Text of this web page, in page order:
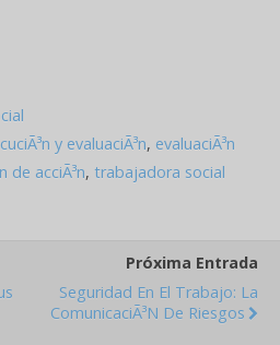
y evaluaciÃ³n, evaluaciÃ³n
de acciÃ³n, trabajadora social
Próxima Entrada
Seguridad En El Trabajo: La
ComunicaciÃ³n De Riesgos